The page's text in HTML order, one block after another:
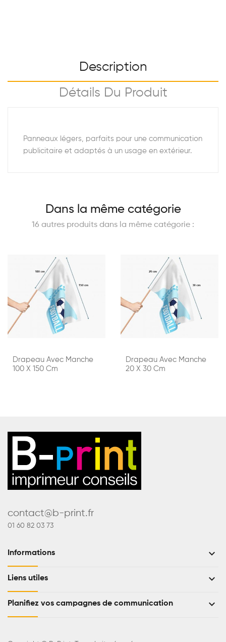
Description
Détails Du Produit
Panneaux légers, parfaits pour une communication
publicitaire et adaptés à un usage en extérieur.
Dans la même catégorie
16 autres produits dans la même catégorie :
Drapeau Avec Manche
100 X 150 Cm
Drapeau Avec Manche
20 X 30 Cm
contact@b-print.fr
01 60 82 03 73
Informations keyboard_arrow_down
Liens utiles keyboard_arrow_down
Planifiez vos campagnes de communication keyboard_arrow_down